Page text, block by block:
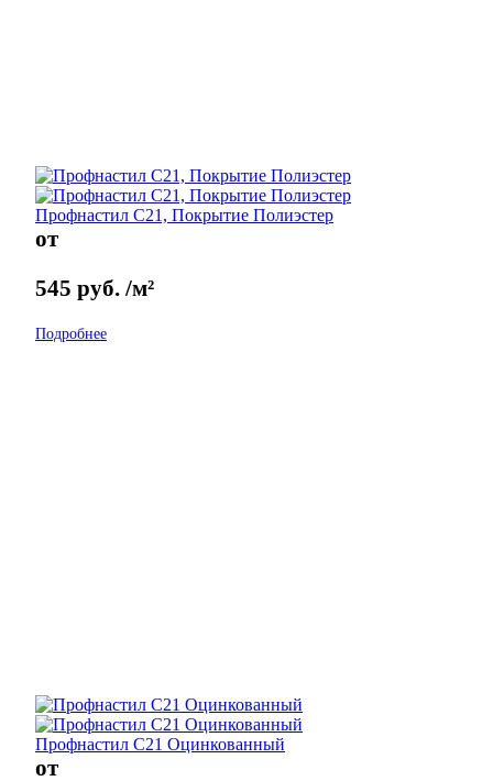
Профнастил С21, Покрытие Полиэстер
от
545 руб. /м²
Подробнее
Профнастил С21 Оцинкованный
от